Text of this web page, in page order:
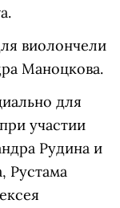
виолончели
Маноцкова.
для
участии
Рудина и
Рустама